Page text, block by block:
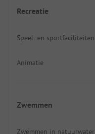
Recreatie
Speel- en sportfaciliteiten
Animatie
Zwemmen
Zwemmen in natuurwater